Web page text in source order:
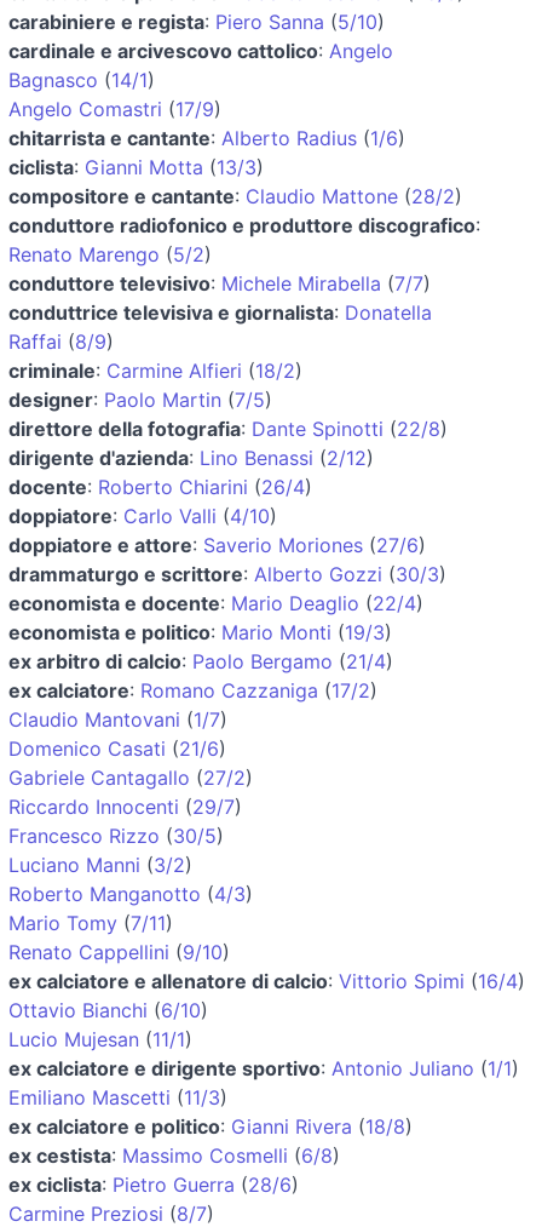
carabiniere e regista: Piero Sanna (5/10)
cardinale e arcivescovo cattolico: Angelo
Bagnasco (14/1)
Angelo Comastri (17/9)
chitarrista e cantante: Alberto Radius (1/6)
ciclista: Gianni Motta (13/3)
compositore e cantante: Claudio Mattone (28/2)
conduttore radiofonico e produttore discografico:
Renato Marengo (5/2)
conduttore televisivo: Michele Mirabella (7/7)
conduttrice televisiva e giornalista: Donatella
Raffai (8/9)
criminale: Carmine Alfieri (18/2)
designer: Paolo Martin (7/5)
direttore della fotografia: Dante Spinotti (22/8)
dirigente d'azienda: Lino Benassi (2/12)
docente: Roberto Chiarini (26/4)
doppiatore: Carlo Valli (4/10)
doppiatore e attore: Saverio Moriones (27/6)
drammaturgo e scrittore: Alberto Gozzi (30/3)
economista e docente: Mario Deaglio (22/4)
economista e politico: Mario Monti (19/3)
ex arbitro di calcio: Paolo Bergamo (21/4)
ex calciatore: Romano Cazzaniga (17/2)
Claudio Mantovani (1/7)
Domenico Casati (21/6)
Gabriele Cantagallo (27/2)
Riccardo Innocenti (29/7)
Francesco Rizzo (30/5)
Luciano Manni (3/2)
Roberto Manganotto (4/3)
Mario Tomy (7/11)
Renato Cappellini (9/10)
ex calciatore e allenatore di calcio: Vittorio Spimi (16/4)
Ottavio Bianchi (6/10)
Lucio Mujesan (11/1)
ex calciatore e dirigente sportivo: Antonio Juliano (1/1)
Emiliano Mascetti (11/3)
ex calciatore e politico: Gianni Rivera (18/8)
ex cestista: Massimo Cosmelli (6/8)
ex ciclista: Pietro Guerra (28/6)
Carmine Preziosi (8/7)